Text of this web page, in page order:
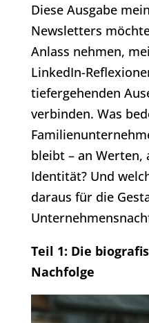
Diese Ausgabe
Newsletters
Anlass nehmen,
LinkedIn-
tiefergehenden
verbinden. Was
bleibt – an Werten,
Identität? Und
daraus für die
Teil 1: Die
Nachfolge